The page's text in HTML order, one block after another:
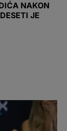
NAKON
JE